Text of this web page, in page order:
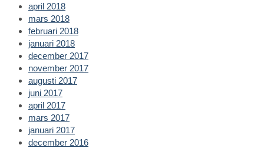
april 2018
mars 2018
februari 2018
januari 2018
december 2017
november 2017
augusti 2017
juni 2017
april 2017
mars 2017
januari 2017
december 2016